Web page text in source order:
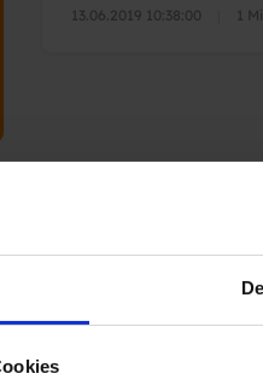
13.06.2019 10:38:00 1
10 Vorteile von